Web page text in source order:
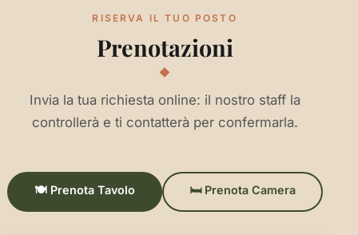
RISERVA IL TUO POSTO
Prenotazioni
Invia la tua richiesta online: il nostro staff la
controllerà e ti contatterà per confermarla.
🍽️ Prenota Tavolo 🛏️ Prenota Camera